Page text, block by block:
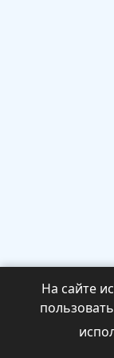
На сайте